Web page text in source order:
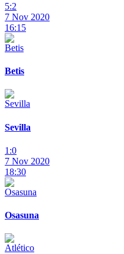
5:2
7 Nov 2020
16:15
Betis
Sevilla
1:0
7 Nov 2020
18:30
Osasuna